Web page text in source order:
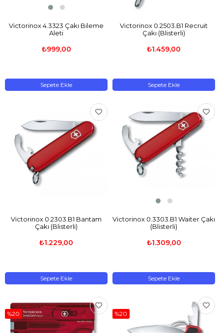
Victorinox 4.3323 Çakı Bileme
Aleti
₺999,00
Sepete Ekle
Victorinox 0.2503.B1 Recruit
Çakı (Blisterli)
₺1.459,00
Sepete Ekle
Victorinox 0.2303.B1 Bantam
Çakı (Blisterli)
₺1.229,00
Sepete Ekle
Victorinox 0.3303.B1 Waiter Çakı
(Blisterli)
₺1.309,00
Sepete Ekle
%20 %20